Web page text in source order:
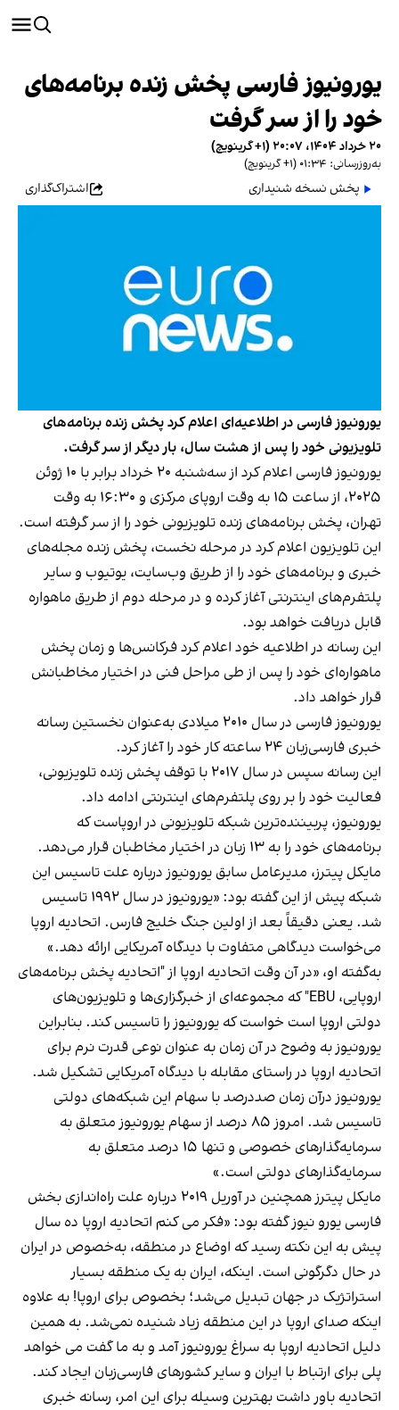
یورونیوز فارسی پخش زنده برنامه‌های
خود را از سر گرفت
۲۰ خرداد ۱۴۰۴، ۲۰:۰۷ (‎+۱ گرینویچ)
به‌روزرسانی: ۰۱:۳۴ (‎+۱ گرینویچ)
پخش نسخه شنیداری اشتراک‌گذاری
یورونیوز فارسی در اطلاعیه‌ای اعلام کرد پخش زنده برنامه‌های
تلویزیونی خود را پس از هشت سال، بار دیگر از سر گرفت.
یورونیوز فارسی اعلام کرد از سه‌شنبه ۲۰ خرداد برابر با ۱۰ ژوئن
۲۰۲۵، از ساعت ۱۵ به وقت اروپای مرکزی و ۱۶:۳۰ به وقت
تهران، پخش برنامه‌های زنده تلویزیونی خود را از سر گرفته است.
این تلویزیون اعلام کرد در مرحله نخست، پخش زنده مجله‌های
خبری و برنامه‌های خود را از طریق وب‌سایت، یوتیوب و سایر
پلتفرم‌های اینترنتی آغاز کرده و در مرحله دوم از طریق ماهواره
قابل دریافت خواهد بود.
این رسانه در اطلاعیه خود اعلام کرد فرکانس‌ها و زمان پخش
ماهواره‌ای خود را پس از طی مراحل فنی در اختیار مخاطبانش
قرار خواهد داد.
یورونیوز فارسی در سال ۲۰۱۰ میلادی به‌عنوان نخستین رسانه
خبری فارسی‌زبان ۲۴ ساعته کار خود را آغاز کرد.
این رسانه سپس در سال ۲۰۱۷ با توقف پخش زنده تلویزیونی،
فعالیت خود را بر روی پلتفرم‌های اینترنتی ادامه داد.
یورونیوز، پربیننده‌ترین شبکه تلویزیونی در اروپاست که
برنامه‌های خود را به ۱۳ زبان در اختیار مخاطبان قرار می‌دهد.
مایکل پیترز، مدیرعامل سابق یورونیوز درباره علت تاسیس این
شبکه پیش از این گفته بود: «یورونیوز در سال ۱۹۹۲ تاسیس
شد. یعنی دقیقاً بعد از اولین جنگ خلیج فارس. اتحادیه اروپا
می‌خواست دیدگاهی متفاوت با دیدگاه آمریکایی ارائه دهد.»
به‌گفته او، «در آن وقت اتحادیه اروپا از "اتحادیه پخش برنامه‌های
اروپایی، EBU" که مجموعه‌ای از خبرگزاری‌ها و تلویزیون‌های
دولتی اروپا است خواست که یورونیوز را تاسیس کند. بنابراین
یورونیوز به وضوح در آن زمان به عنوان نوعی قدرت نرم برای
اتحادیه اروپا در راستای مقابله با دیدگاه آمریکایی تشکیل شد.
یورونیوز درآن زمان صددرصد با سهام این شبکه‌های دولتی
تاسیس شد. امروز ۸۵ درصد از سهام یورونیوز متعلق به
سرمایه‌گذارهای خصوصی و تنها ۱۵ درصد متعلق به
سرمایه‌گذارهای دولتی است.»
مایکل پیترز همچنین در آوریل ۲۰۱۹ درباره علت راه‌اندازی بخش
فارسی یورو نیوز گفته بود: «فکر می کنم اتحادیه اروپا ده سال
پیش به این نکته رسید که اوضاع در منطقه، به‌خصوص در ایران
در حال دگرگونی است. اینکه، ایران به یک منطقه بسیار
استراتژیک در جهان تبدیل می‌شد؛ بخصوص برای اروپا! به علاوه
اینکه صدای اروپا در این منطقه زیاد شنیده نمی‌‌شد. به همین
دلیل اتحادیه اروپا به سراغ یورونیوز آمد و به ما گفت می خواهد
پلی برای ارتباط با ایران و سایر کشورهای فارسی‌زبان ایجاد کند.
اتحادیه باور داشت بهترین وسیله برای این امر، رسانه خبری